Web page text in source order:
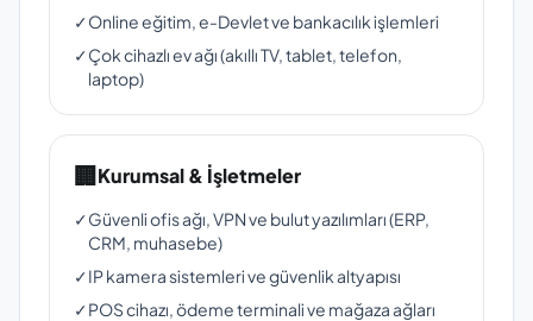
✓Online eğitim, e-Devlet ve bankacılık işlemleri
✓Çok cihazlı ev ağı (akıllı TV, tablet, telefon,
laptop)
🏢Kurumsal & İşletmeler
✓Güvenli ofis ağı, VPN ve bulut yazılımları (ERP,
CRM, muhasebe)
✓IP kamera sistemleri ve güvenlik altyapısı
✓POS cihazı, ödeme terminali ve mağaza ağları